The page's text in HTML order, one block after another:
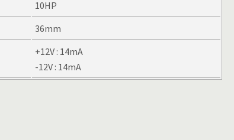
10HP
36mm
+12V : 14mA
-12V : 14mA